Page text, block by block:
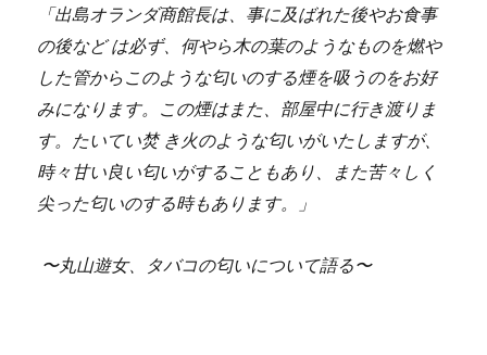
「出島オランダ商館長は、事に及ばれた後やお食事
の後など は必ず、何やら木の葉のようなものを燃や
した管からこのような匂いのする煙を吸うのをお好
みになります。この煙はまた、部屋中に行き渡りま
す。たいてい焚 き火のような匂いがいたしますが、
時々甘い良い匂いがすることもあり、また苦々しく
尖った匂いのする時もあります。」
〜丸山遊女、タバコの匂いについて語る〜